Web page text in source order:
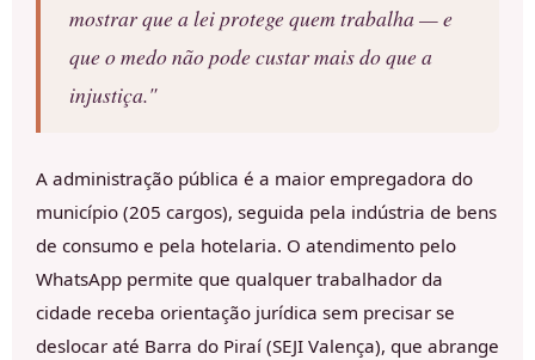
mostrar que a lei protege quem trabalha — e
que o medo não pode custar mais do que a
injustiça."
A administração pública é a maior empregadora do
município (205 cargos), seguida pela indústria de bens
de consumo e pela hotelaria. O atendimento pelo
WhatsApp permite que qualquer trabalhador da
cidade receba orientação jurídica sem precisar se
deslocar até Barra do Piraí (SEJI Valença), que abrange